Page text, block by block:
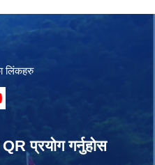
लिंकहरु
QR प्रयोग गर्नुहोस